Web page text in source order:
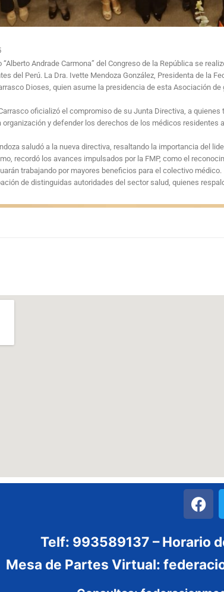
“Alberto Andrade Carmona” del Congreso de la República se
del Perú. La Dra. Ivette Mendoza González, Presidenta de la
Dioses, quien asume la presidencia de esta Asociación
oficializó el compromiso de su Junta Directiva, a
y defender los derechos de los médicos residentes
saludó a la nueva directiva, resaltando la importancia del
recordó los avances impulsados por la FMP, como el
trabajando por mayores beneficios para el colectivo médico.
de distinguidas autoridades del sector salud, quienes
Telf: 993589137 – Horario
Mesa de Partes Virtual: